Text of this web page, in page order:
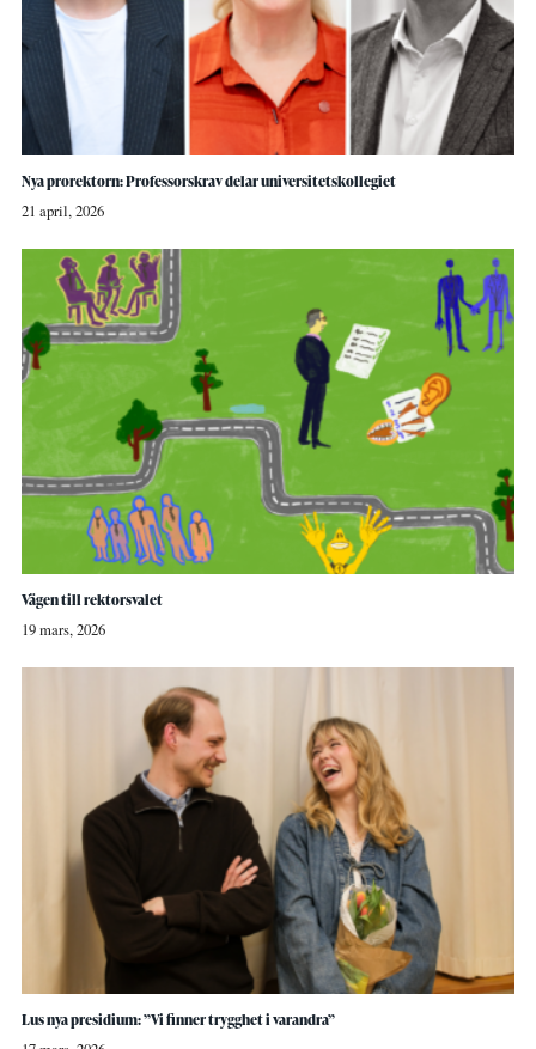
Nya prorektorn: Professorskrav delar universitetskollegiet
21 april, 2026
Vägen till rektorsvalet
19 mars, 2026
Lus nya presidium: ”Vi finner trygghet i varandra”